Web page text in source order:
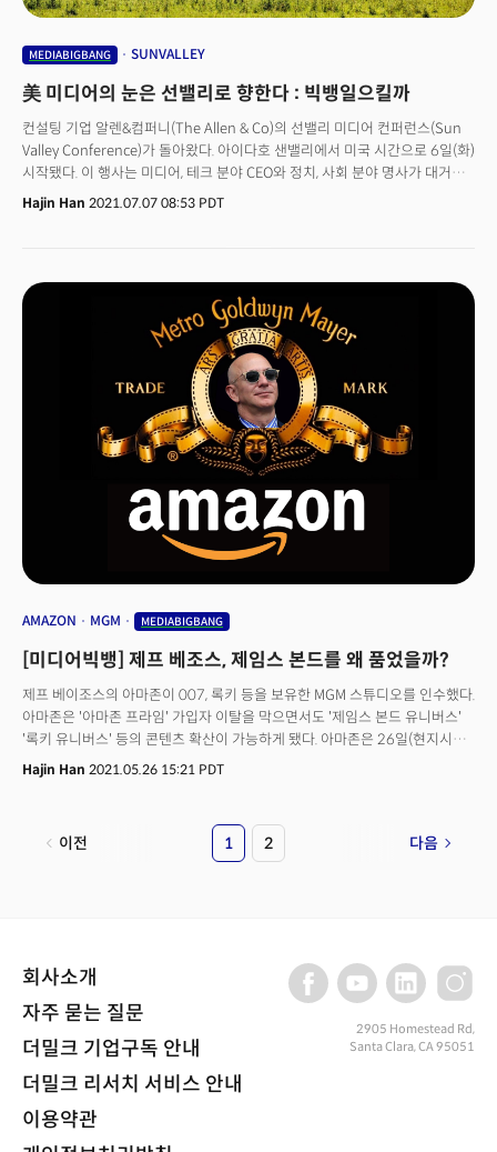
MEDIABIGBANG SUNVALLEY
美 미디어의 눈은 선밸리로 향한다 : 빅뱅일으킬까
컨설팅 기업 알렌&컴퍼니(The Allen & Co)의 선밸리 미디어 컨퍼런스(Sun
Valley Conference)가 돌아왔다. 아이다호 샌밸리에서 미국 시간으로 6일(화)
시작됐다. 이 행사는 미디어, 테크 분야 CEO와 정치, 사회 분야 명사가 대거
참석하는 이 행사는 “억만 장자의 여름 캠프(summer camp for
billionaires)”라는 별칭으로 불릴 정도로 무게감이 있다. 최고 레벨 임원들이
임기를 시작한 아마존의 앤디 재시 CEO와 제프 베조스 아마존 창업자, 마크
주커버그 페이스북 CEO, 세릴 샌드버그, 팀 쿡, 브라이언 로버츠 컴캐스트
CEO, 제이슨 키라 워너미디어 CEO, 쉐리 레드스톤 바이어컴CEO, 리드
헤이스팅스, 테드 사란도스 넷플릭스 공동 CEO, 빌 게이츠, 워렌 버펫 등이
현장을 방문할 것이라고 보도했다.이외 디즈니의 밥 체이펙과 밥 아이거,
디스커버리의 데이비드 자슬라브 CEO, CNN앵커 에린 버넷도 참석한다.
언론들은 공식적으로 현장에서 취재할 수 없다. 이에 입구 등 먼 곳에서
행사장으로 들어가는 차량을 따라가며 이른바 ‘따라 붙기’ 취재를 해야 하는
상황이다. 이하는 공식적으로 참석이 확인된 명사들이다.언론계(Journalists):
이그나티어스(David Ignatius), CNBC앵커 앤드류 로스 소르킨(Andrew
Ross Sorkin), CNN앵커 에린 버넷(Erin Burnett) 미디어, 통신 업계(Media
and telecom): 마이크 블룸버그(Mike Bloomberg), IAC 배리 딜러(Barry
Diller), 조이 레빈(Joey Levin), 악셀 스프링거(Axel Springer SE) 마티아스
(Comcast), 브라이언 로버츠(Brian Roberts), 하스트(Hearst)의 스티브
Thomson) 버라이즌(Verizon) 한스 베스트버그(Hans Vestberg),
디스커버리(Discovery) 데이비드 자슬라브(David Zaslav) 기술, E커머스
(Tech and ecommerce) 알파벳(Alphabet) 순다 피차이(Sundar Pichai),
아마존 (Amazon) 제프 베조스(Jeff Bezos), 앤디 재시(Andy Jassy), 애플
(Apple) 팀 쿡(Tim CooK), 마이크로소프트(Microsoft) 사트야 나델라(Satya
Nadella), 페이스북(Facebook) 마크 주커버그(Mark Zuckerberg), 쉐릴
(Stripe) 패트릭 콜리즌(Patrick Collison) 스냅(Snap)의 마이클 린톤
(Michael Lynton) CEO 에반 스피겔(Evan Spiegel), 에어비앤비(AirBnB)
(Netflix) 리드 헤이스팅스(Reed Hastings), 테드 사란도스(Ted Sarandos),
워너미디어(WarnerMedia) 제이슨 키라(Jason Kilar), 내셔널 어뮤즈먼트
(National Amusements) 쉐리 레드스톤(Shari Redstone) 스포츠와 게임
(Sports, gaming): NFL 커미셔너 로저 구델(Roger Goodell), 보스턴 레드
삭스(Boston Red Sox) 오너 존 헨리(John Henry), NBA 커머셔너 아담 실버
(Adam Silver), 뉴잉글랜드 패트리어트(New England Patriots) 오너 로버트
크래프트(Robert Kraft), MLB 커머션 밥 맨프레드(Bob Manfred), PGA 투어
커미셔너 제이 모나한(Jay Monahan), 액티비전 블리자드(Activision
Hajin Han 2021.07.07 08:53 PDT
AMAZON MGM MEDIABIGBANG
[미디어빅뱅] 제프 베조스, 제임스 본드를 왜 품었을까?
제프 베이조스의 아마존이 007, 록키 등을 보유한 MGM 스튜디오를 인수했다.
아마존은 '아마존 프라임' 가입자 이탈을 막으면서도 '제임스 본드 유니버스'
'록키 유니버스' 등의 콘텐츠 확산이 가능하게 됐다. 아마존은 26일(현지시간)
영화 스튜디오 MGM을 84억5,000만 달러(약 9조 4386억)에 인수했다고
발표했다. MGM은 영화 시작할때 사자가 포효하는 영상으로 유명한 할리우드
회사는 주로 TV콘텐츠를 만들어온 아마존 스튜디오를 보완하게 된다.
아마존은 MGM의 영화와 할리우드 고전을 보전하고 오디언스들에 더 잘
Hajin Han 2021.05.26 15:21 PDT
이전 1 2 다음
회사소개
자주 묻는 질문
더밀크 기업구독 안내
더밀크 리서치 서비스 안내
이용약관
2905 Homestead Rd,
Santa Clara, CA 95051